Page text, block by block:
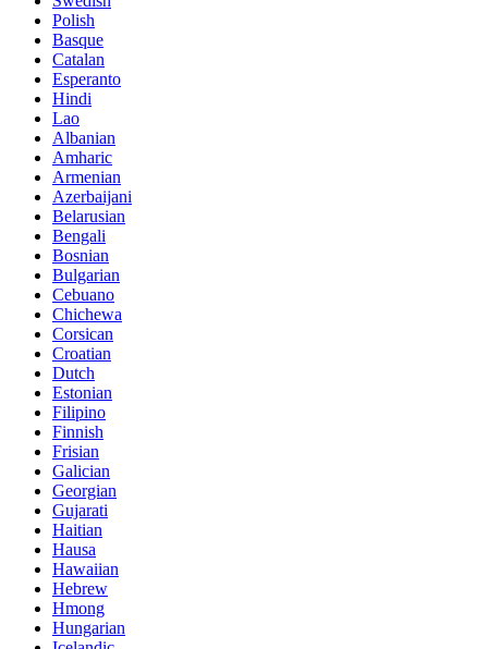
Polish
Basque
Catalan
Esperanto
Hindi
Lao
Albanian
Amharic
Armenian
Azerbaijani
Belarusian
Bengali
Bosnian
Bulgarian
Cebuano
Chichewa
Corsican
Croatian
Dutch
Estonian
Filipino
Finnish
Frisian
Galician
Georgian
Gujarati
Haitian
Hausa
Hawaiian
Hebrew
Hmong
Hungarian